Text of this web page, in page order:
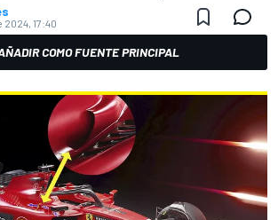
2024, 17:40
COMO FUENTE PRINCIPAL